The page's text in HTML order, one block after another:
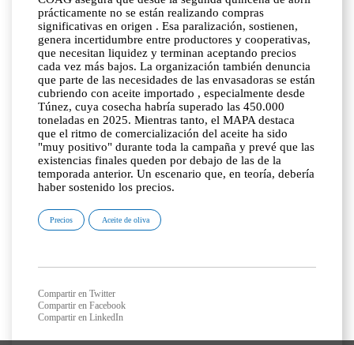
prácticamente no se están realizando compras
significativas en origen . Esa paralización, sostienen,
genera incertidumbre entre productores y cooperativas,
que necesitan liquidez y terminan aceptando precios
cada vez más bajos. La organización también denuncia
que parte de las necesidades de las envasadoras se están
cubriendo con aceite importado , especialmente desde
Túnez, cuya cosecha habría superado las 450.000
toneladas en 2025. Mientras tanto, el MAPA destaca
que el ritmo de comercialización del aceite ha sido
"muy positivo" durante toda la campaña y prevé que las
existencias finales queden por debajo de las de la
temporada anterior. Un escenario que, en teoría, debería
haber sostenido los precios.
Precios Aceite de oliva
Compartir en Twitter
Compartir en Facebook
Compartir en LinkedIn